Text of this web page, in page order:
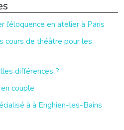
en atelier à Paris
cours de théâtre pour les
différences ?
couple
à à Enghien-les-Bains